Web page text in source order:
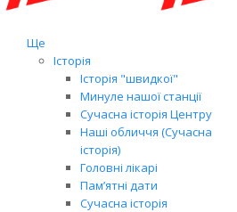
Ще
Історія
Історія "швидкої"
Минуле нашої станції
Сучасна історія Центру
Наші обличчя (Сучасна
історія)
Головні лікарі
Пам’ятні дати
Сучасна історія